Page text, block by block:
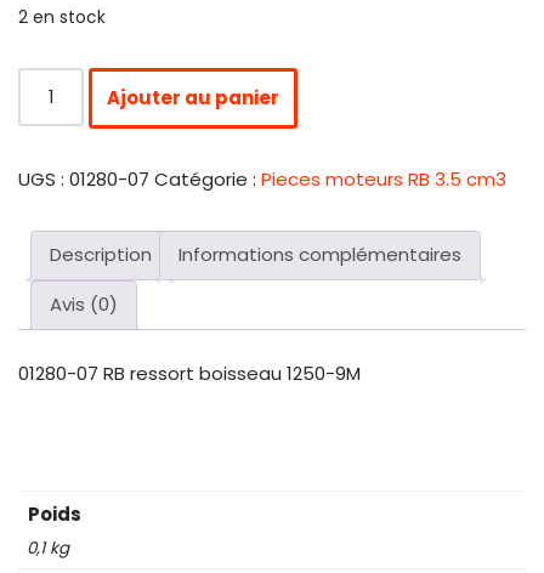
2 en stock
Ajouter au panier
UGS : 01280-07 Catégorie : Pieces moteurs RB 3.5 cm3
Description
Informations complémentaires
Avis (0)
01280-07 RB ressort boisseau 1250-9M
Poids
0,1 kg